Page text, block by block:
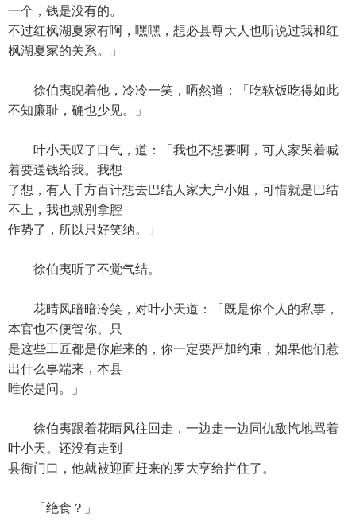
一个，钱是没有的。
不过红枫湖夏家有啊，嘿嘿，想必县尊大人也听说过我和红
枫湖夏家的关系。」
徐伯夷睨着他，冷冷一笑，哂然道：「吃软饭吃得如此
不知廉耻，确也少见。」
叶小天叹了口气，道：「我也不想要啊，可人家哭着喊
着要送钱给我。我想
了想，有人千方百计想去巴结人家大户小姐，可惜就是巴结
不上，我也就别拿腔
作势了，所以只好笑纳。」
徐伯夷听了不觉气结。
花晴风暗暗冷笑，对叶小天道：「既是你个人的私事，
本官也不便管你。只
是这些工匠都是你雇来的，你一定要严加约束，如果他们惹
出什么事端来，本县
唯你是问。」
徐伯夷跟着花晴风往回走，一边走一边同仇敌忾地骂着
叶小天。还没有走到
县衙门口，他就被迎面赶来的罗大亨给拦住了。
「绝食？」